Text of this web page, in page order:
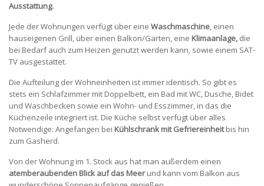
Ausstattung.
Jede der Wohnungen verfügt über eine Waschmaschine, einen
hauseigenen Grill, über einen Balkon/Garten, eine Klimaanlage, die
bei Bedarf auch zum Heizen genutzt werden kann, sowie einem SAT-
TV ausgestattet.
Die Aufteilung der Wohneinheiten ist immer identisch. So gibt es
stets ein Schlafzimmer mit Doppelbett, ein Bad mit WC, Dusche, Bidet
und Waschbecken sowie ein Wohn- und Esszimmer, in das die
Küchenzeile integriert ist. Die Küche selbst verfügt über alles
Notwendige: Angefangen bei Kühlschrank mit Gefriereinheitbis hin
zum Gasherd.
Von der Wohnung im 1. Stock aus hat man außerdem einen
atemberaubenden Blick auf das Meerund kann vom Balkon aus